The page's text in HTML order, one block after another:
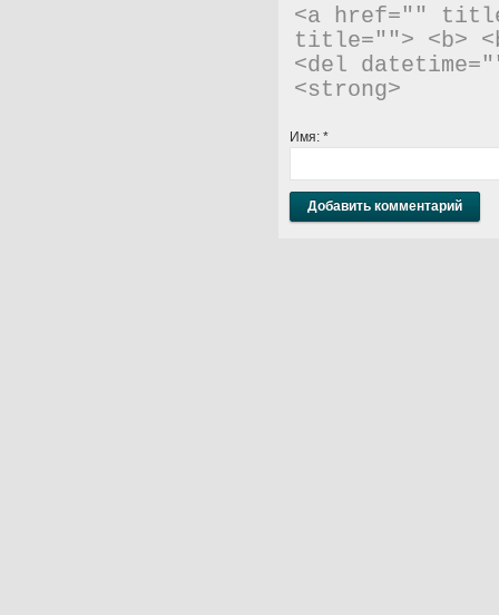
<a href=""
title=""> <b>
<del
<strong>
Имя: *